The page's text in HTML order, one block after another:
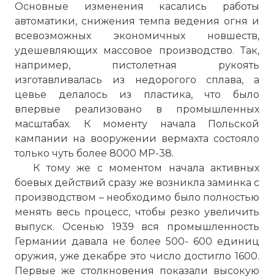
Основные изменения касались работы
автоматики, снижения темпа ведения огня и
всевозможных экономичных новшеств,
удешевляющих массовое производство. Так,
например, пистолетная рукоять
изготавливалась из недорогого сплава, а
цевье делалось из пластика, что было
впервые реализовано в промышленных
масштабах. К моменту начала Польской
кампании на вооружении вермахта состояло
только чуть более 8000 МР-38.
К тому же с моментом начала активных
боевых действий сразу же возникла заминка с
производством – необходимо было полностью
менять весь процесс, чтобы резко увеличить
выпуск. Осенью 1939 вся промышленность
Германии давала не более 500- 600 единиц
оружия, уже декабре это число достигло 1600.
Первые же столкновения показали высокую